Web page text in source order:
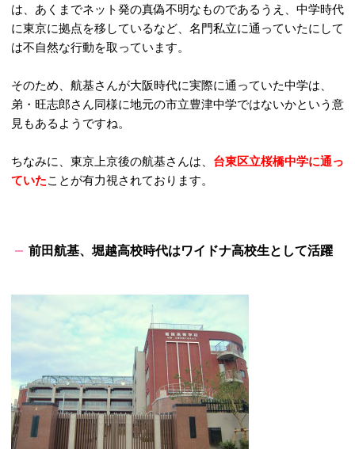
は、あくまでネット発の真偽不明なものであるうえ、中学時代
に東京に拠点を移しているなど、名門私立に通っていたにして
は不自然な行動を取っています。
そのため、航基さんが大阪時代に実際に通っていた中学は、
弟・旺志郎さん同様に地元の市立豊津中学ではないかという意
見もあるようですね。
ちなみに、東京上京後の航基さんは、 台東区立桜橋中学に通っ
ていた ことが有力視されております。
前田航基、堀越高校時代はワイドナ高校生として活躍